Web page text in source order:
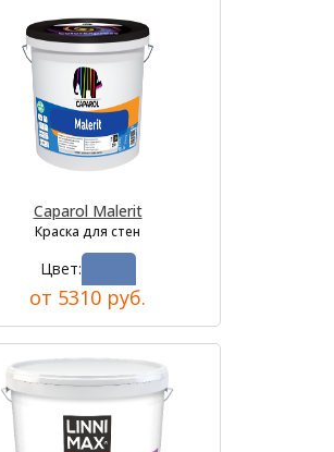
Caparol Malerit
Краска для стен
Цвет:
от 5310 руб.